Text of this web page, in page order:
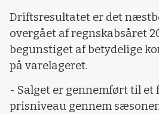
Driftsresultatet er det
overgået af regnskabsåret
begunstiget af betydelige
på varelageret.
- Salget er gennemført til
prisniveau gennem